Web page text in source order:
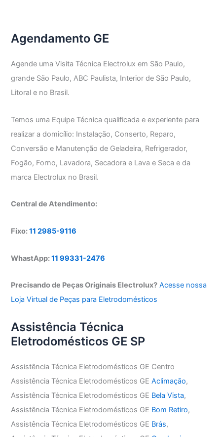
Agendamento GE
Agende uma Visita Técnica Electrolux em São Paulo,
grande São Paulo, ABC Paulista, Interior de São Paulo,
Litoral e no Brasil.
Temos uma Equipe Técnica qualificada e experiente para
realizar a domicílio: Instalação, Conserto, Reparo,
Conversão e Manutenção de Geladeira, Refrigerador,
Fogão, Forno, Lavadora, Secadora e Lava e Seca e da
marca Electrolux no Brasil.
Central de Atendimento:
Fixo:11 2985-9116
WhastApp:11 99331-2476
Precisando de Peças Originais Electrolux? Acesse nossa
Loja Virtual de Peças para Eletrodomésticos
Assistência Técnica
Eletrodomésticos GE SP
Assistência Técnica Eletrodomésticos GE Centro
Assistência Técnica Eletrodomésticos GEAclimação,
Assistência Técnica Eletrodomésticos GE Bela Vista,
Assistência Técnica Eletrodomésticos GE Bom Retiro,
Assistência Técnica Eletrodomésticos GE Brás,